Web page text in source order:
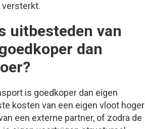
versterkt.
uitbesteden van
dan
is goedkoper dan eigen
kosten van een eigen vloot hoger
een externe partner, of zodra de